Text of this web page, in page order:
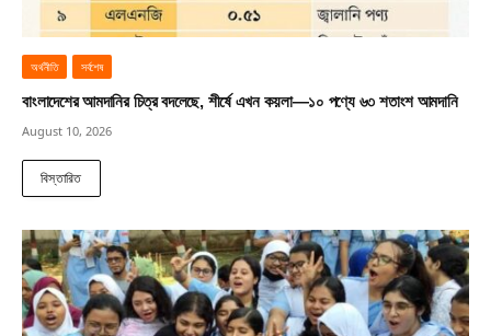
অর্থনীতি সর্বশেষ
বাংলাদেশের আমদানির চিত্র বদলেছে, শীর্ষে এখন কয়লা—১০ পণ্যে ৬৩ শতাংশ আমদানি
August 10, 2026
বিস্তারিত